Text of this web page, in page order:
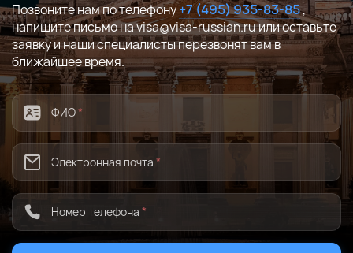
Позвоните нам по телефону+7 (495) 935-83-85,
напишите письмо на visa@visa-russian.ru или оставьте
заявку и наши специалисты перезвонят вам в
ближайшее время.
ФИО*
Электронная почта *
Номер телефона *